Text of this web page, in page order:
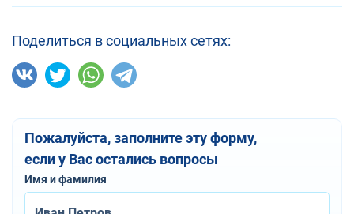
Поделиться в социальных сетях:
Пожалуйста, заполните эту форму,
если у Вас остались вопросы
Имя и фамилия